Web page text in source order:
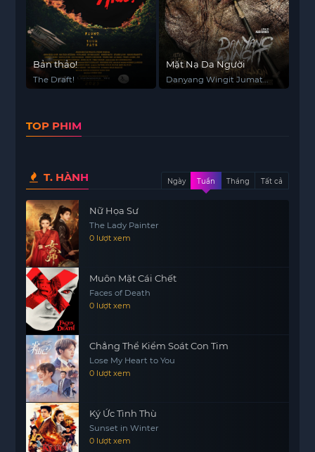
Bản thảo!
The Draft!
Mặt Nạ Da Người
Danyang Wingit Jumat
TOP PHIM
T. HÀNH Ngày Tuần Tháng Tất cả
Nữ Họa Sư
The Lady Painter
0 lượt xem
Muôn Mặt Cái Chết
Faces of Death
0 lượt xem
Chẳng Thể Kiểm Soát Con Tim
Lose My Heart to You
0 lượt xem
Ký Ức Tình Thù
Sunset in Winter
0 lượt xem